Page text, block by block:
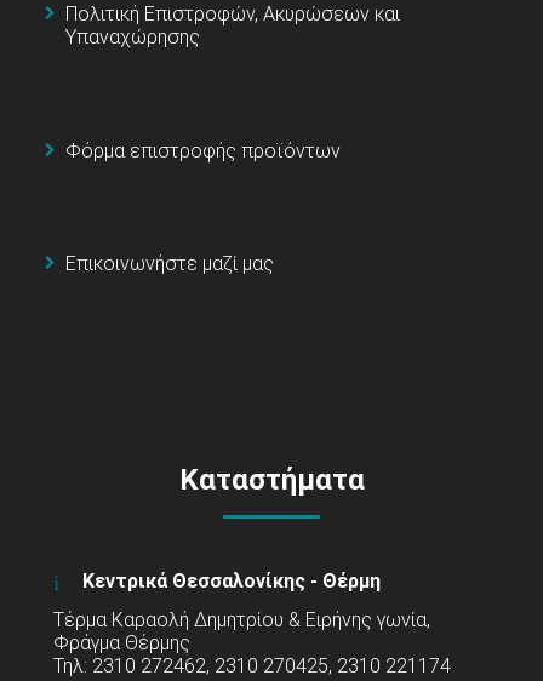
Πολιτική Επιστροφών, Ακυρώσεων και
Υπαναχώρησης
Φόρμα επιστροφής προϊόντων
Επικοινωνήστε μαζί μας
Καταστήματα
Κεντρικά Θεσσαλονίκης - Θέρμη
Τέρμα Καραολή Δημητρίου & Ειρήνης γωνία,
Φράγμα Θέρμης
Τηλ: 2310 272462, 2310 270425, 2310 221174